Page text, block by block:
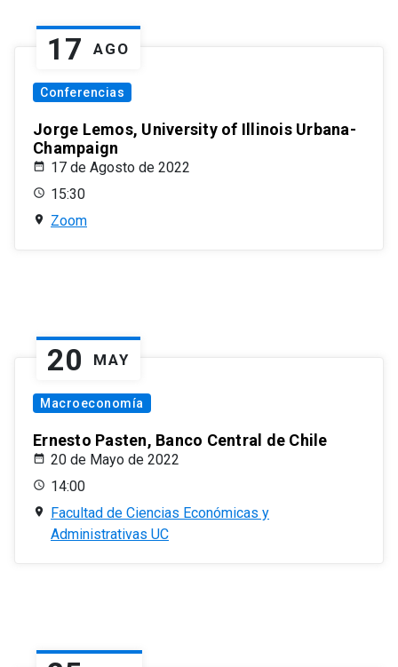
17 AGO
Conferencias
Jorge Lemos, University of Illinois Urbana-
Champaign
17 de Agosto de 2022
15:30
Zoom
20 MAY
Macroeconomía
Ernesto Pasten, Banco Central de Chile
20 de Mayo de 2022
14:00
Facultad de Ciencias Económicas y
Administrativas UC